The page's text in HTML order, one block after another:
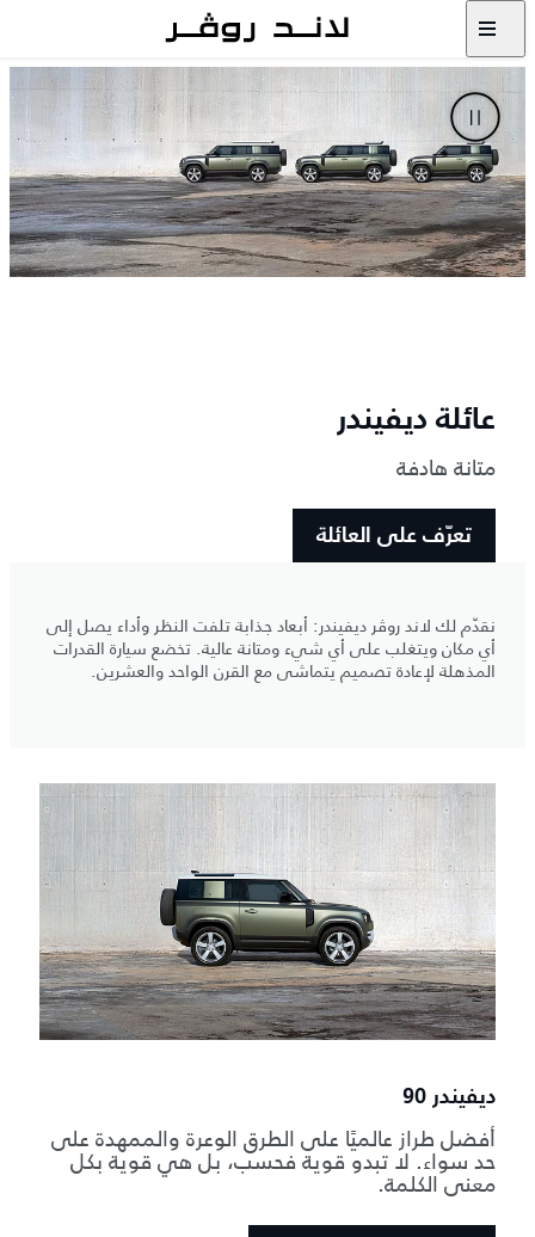
عائلة ديفيندر
متانة هادفة
تعرّف على العائلة
نقدّم لك لاند روڤر ديفيندر: أبعاد جذابة تلفت النظر وأداء يصل إلى
أي مكان ويتغلب على أي شيء ومتانة عالية. تخضع سيارة القدرات
المذهلة لإعادة تصميم يتماشى مع القرن الواحد والعشرين.
ديفيندر 90
أفضل طراز عالميًا على الطرق الوعرة والممهدة على
حد سواء. لا تبدو قوية فحسب، بل هي قوية بكل
معنى الكلمة.